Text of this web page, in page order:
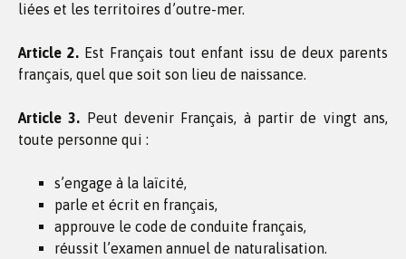
liées et les territoires d’outre-mer.
Article 2. Est Français tout enfant issu de deux parents
français, quel que soit son lieu de naissance.
Article 3. Peut devenir Français, à partir de vingt ans,
toute personne qui :
s’engage à la laïcité,
parle et écrit en français,
approuve le code de conduite français,
réussit l’examen annuel de naturalisation.